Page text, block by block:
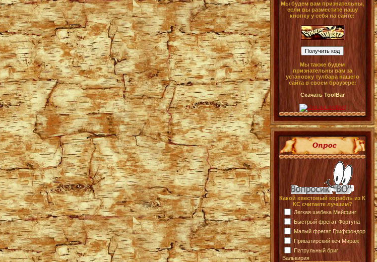
Мы будем вам признательны,
если вы разместите нашу
кнопку у себя на сайте:
Мы также будем
признательны вам за
установку тулбара нашего
сайта в своём браузере:
Скачать ToolBar
Какой квестовый корабль из К
КС считаете лучшим?
Легкая шебека Мейфинг
Быстрый фрегат Фортуна
Малый фрегат Гриффондор
Приватирский кеч Мираж
Патрульный бриг
Валькирия